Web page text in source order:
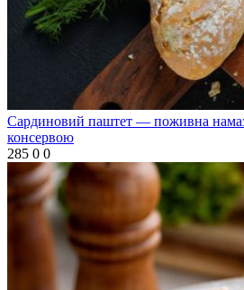
Сардиновий паштет — поживна
консервою
285 0 0